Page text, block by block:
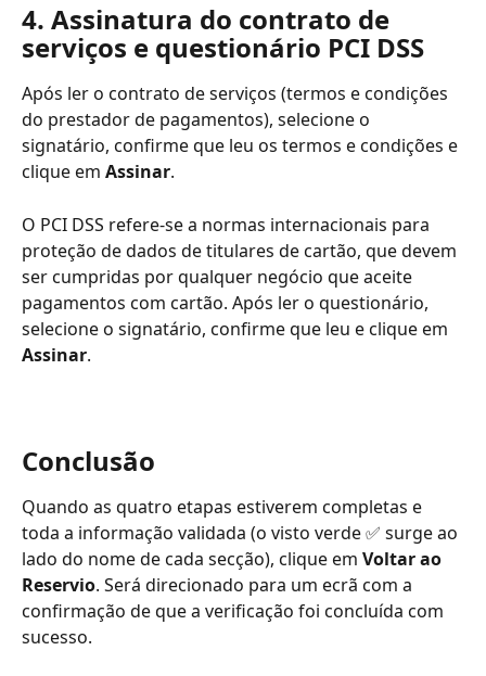
4. Assinatura do contrato de
serviços e questionário PCI DSS
Após ler o contrato de serviços (termos e condições
do prestador de pagamentos), selecione o
signatário, confirme que leu os termos e condições e
clique em Assinar.
O PCI DSS refere-se a normas internacionais para
proteção de dados de titulares de cartão, que devem
ser cumpridas por qualquer negócio que aceite
pagamentos com cartão. Após ler o questionário,
selecione o signatário, confirme que leu e clique em
Assinar.
Conclusão
Quando as quatro etapas estiverem completas e
toda a informação validada (o visto verde ✅ surge ao
lado do nome de cada secção), clique em Voltar ao
Reservio. Será direcionado para um ecrã com a
confirmação de que a verificação foi concluída com
sucesso.